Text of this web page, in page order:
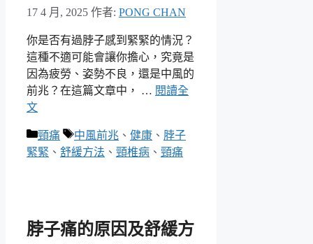
17 4 月, 2025 作者: PONG CHAN
你是否有過脖子感到緊緊的情況？
這種不適可能會讓你擔心，究竟是
因為疲勞、姿勢不良，還是中風的
前兆？在這篇文章中， … 閱讀全
文
分
類
頸痛
標
籤
中風前兆 、 健康 、 脖子
緊緊 、 舒緩方法 、 頸椎病 、 頸痛
脖子痛的原因及舒緩方